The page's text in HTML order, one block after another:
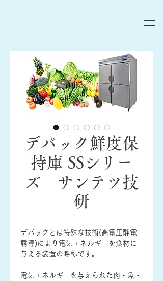
デパック鮮度保
持庫 SSシリー
ズ サンテツ技
研
デパックとは特殊な技術(高電圧静電
誘導)により電気エネルギーを食材に
与える装置の呼称です。
電気エネルギーを与えられた肉・魚・